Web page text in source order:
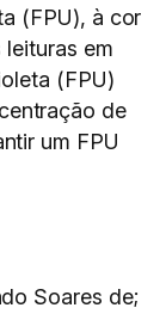
(FPU), à cor
leituras em
(FPU)
de
um FPU
Soares de;